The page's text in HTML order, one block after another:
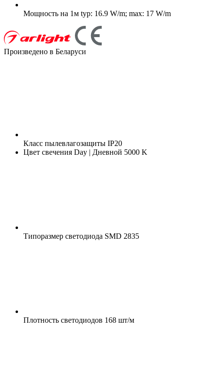
Мощность на 1м typ: 16.9 W/m; max: 17 W/m
Произведено в Беларуси
Класс пылевлагозащиты IP20
Цвет свечения Day | Дневной 5000 K
Типоразмер светодиода SMD 2835
Плотность светодиодов 168 шт/м